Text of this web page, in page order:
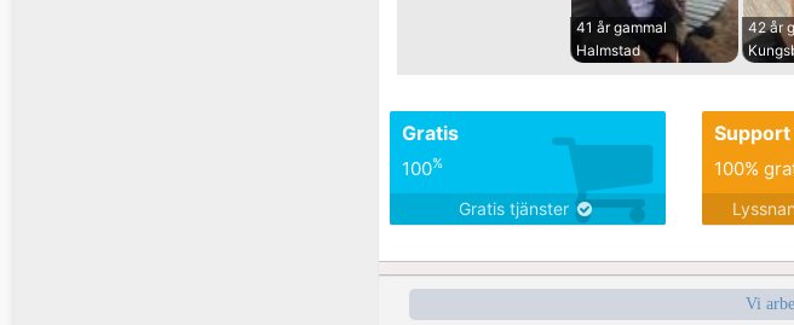
41 år gammal
Halmstad
42 år
Gratis
100%
Gratis tjänster
Support
100%
Vi